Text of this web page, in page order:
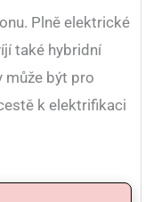
Plně elektrické
také hybridní
může být pro
k elektrifikaci